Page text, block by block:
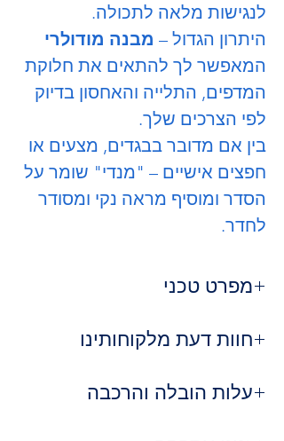
לנגישות מלאה לתכולה.
היתרון הגדול – מבנה מודולרי
המאפשר לך להתאים את חלוקת
המדפים, התלייה והאחסון בדיוק
לפי הצרכים שלך.
בין אם מדובר בבגדים, מצעים או
חפצים אישיים – "מנדי" שומר על
הסדר ומוסיף מראה נקי ומסודר
לחדר.
מפרט טכני
מלאה
מבנה מודולרי: התאמה אישית של
חוות דעת מלקוחותינו
"הארון פשוט מושלם! הרכבנו את
עלות הובלה והרכבה